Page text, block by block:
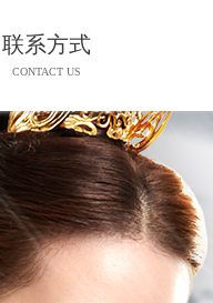
联系方式
CONTACT US